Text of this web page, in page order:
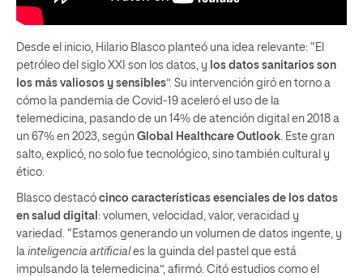
Desde el inicio, Hilario Blasco planteó una idea relevante: “El
petróleo del siglo XXI son los datos, y los datos sanitarios son
los más valiosos y sensibles”. Su intervención giró en torno a
cómo la pandemia de Covid-19 aceleró el uso de la
telemedicina, pasando de un 14% de atención digital en 2018 a
un 67% en 2023, según Global Healthcare Outlook . Este gran
salto, explicó, no solo fue tecnológico, sino también cultural y
ético.
Blasco destacó cinco características esenciales de los datos
en salud digital : volumen, velocidad, valor, veracidad y
variedad. “Estamos generando un volumen de datos ingente, y
la inteligencia artificiales la guinda del pastel que está
impulsando la telemedicina”, afirmó. Citó estudios como el